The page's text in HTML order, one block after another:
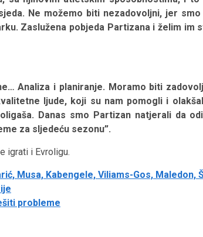
Ne možemo biti nezadovoljni, jer
Zaslužena pobjeda Partizana i želim im
Analiza i planiranje. Moramo biti
ljude, koji su nam pomogli i
Danas smo Partizan natjerali da
za sljedeću sezonu”.
igrati i Evroligu.
Musa, Kabengele, Viliams-Gos, Maledon,
probleme